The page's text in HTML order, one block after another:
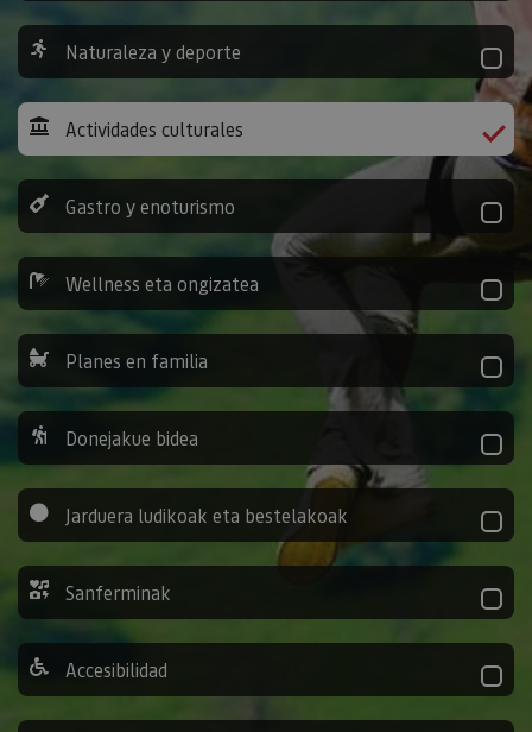
Naturaleza y deporte
Actividades culturales
Gastro y enoturismo
Wellness eta ongizatea
Planes en familia
Donejakue bidea
Jarduera ludikoak eta bestelakoak
Sanferminak
Accesibilidad